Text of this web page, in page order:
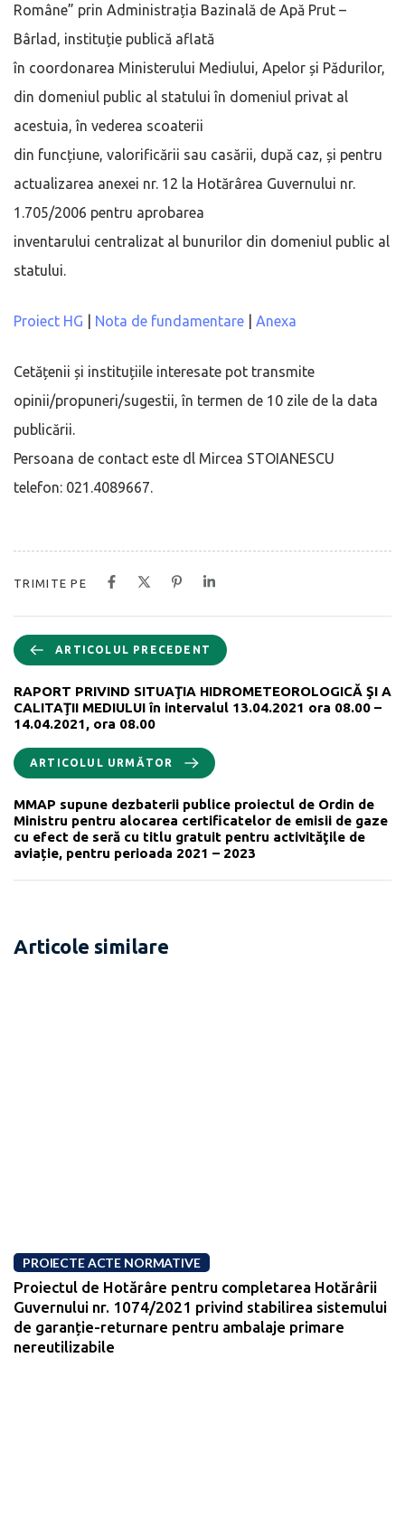
Române” prin Administrația Bazinală de Apă Prut –
Bârlad, instituție publică aflată
în coordonarea Ministerului Mediului, Apelor și Pădurilor,
din domeniul public al statului în domeniul privat al
acestuia, în vederea scoaterii
din funcțiune, valorificării sau casării, după caz, și pentru
actualizarea anexei nr. 12 la Hotărârea Guvernului nr.
1.705/2006 pentru aprobarea
inventarului centralizat al bunurilor din domeniul public al
statului.
Proiect HG Nota de fundamentare Anexa
Cetățenii și instituțiile interesate pot transmite
opinii/propuneri/sugestii, în termen de 10 zile de la data
publicării.
Persoana de contact este dl Mircea STOIANESCU
telefon: 021.4089667.
TRIMITE PE
ARTICOLUL PRECEDENT
RAPORT PRIVIND SITUAŢIA HIDROMETEOROLOGICĂ ŞI A
CALITAŢII MEDIULUI în intervalul 13.04.2021 ora 08.00 –
14.04.2021, ora 08.00
ARTICOLUL URMĂTOR
MMAP supune dezbaterii publice proiectul de Ordin de
Ministru pentru alocarea certificatelor de emisii de gaze
cu efect de seră cu titlu gratuit pentru activităţile de
aviație, pentru perioada 2021 – 2023
Articole similare
PROIECTE ACTE NORMATIVE
Proiectul de Hotărâre pentru completarea Hotărârii
Guvernului nr. 1074/2021 privind stabilirea sistemului
de garanție-returnare pentru ambalaje primare
nereutilizabile